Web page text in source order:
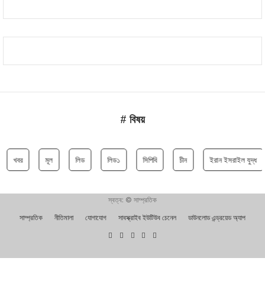
# বিষয়
খবর মূল লিড লিড১ সিপিবি চীন ইরান ইসরাইল যুদ্ধ
স্বত্ব: © সাম্প্রতিক
সাম্প্রতিক নীতিমালা যোগাযোগ সাবস্ক্রাইব ইউটিউব চেনেল ডাউনলোড এন্ড্রয়েড অ্যাপ